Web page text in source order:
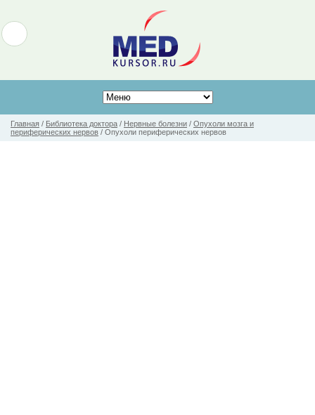
Главная / Библиотека доктора / Нервные болезни / Опухоли мозга и
периферических нервов / Опухоли периферических нервов